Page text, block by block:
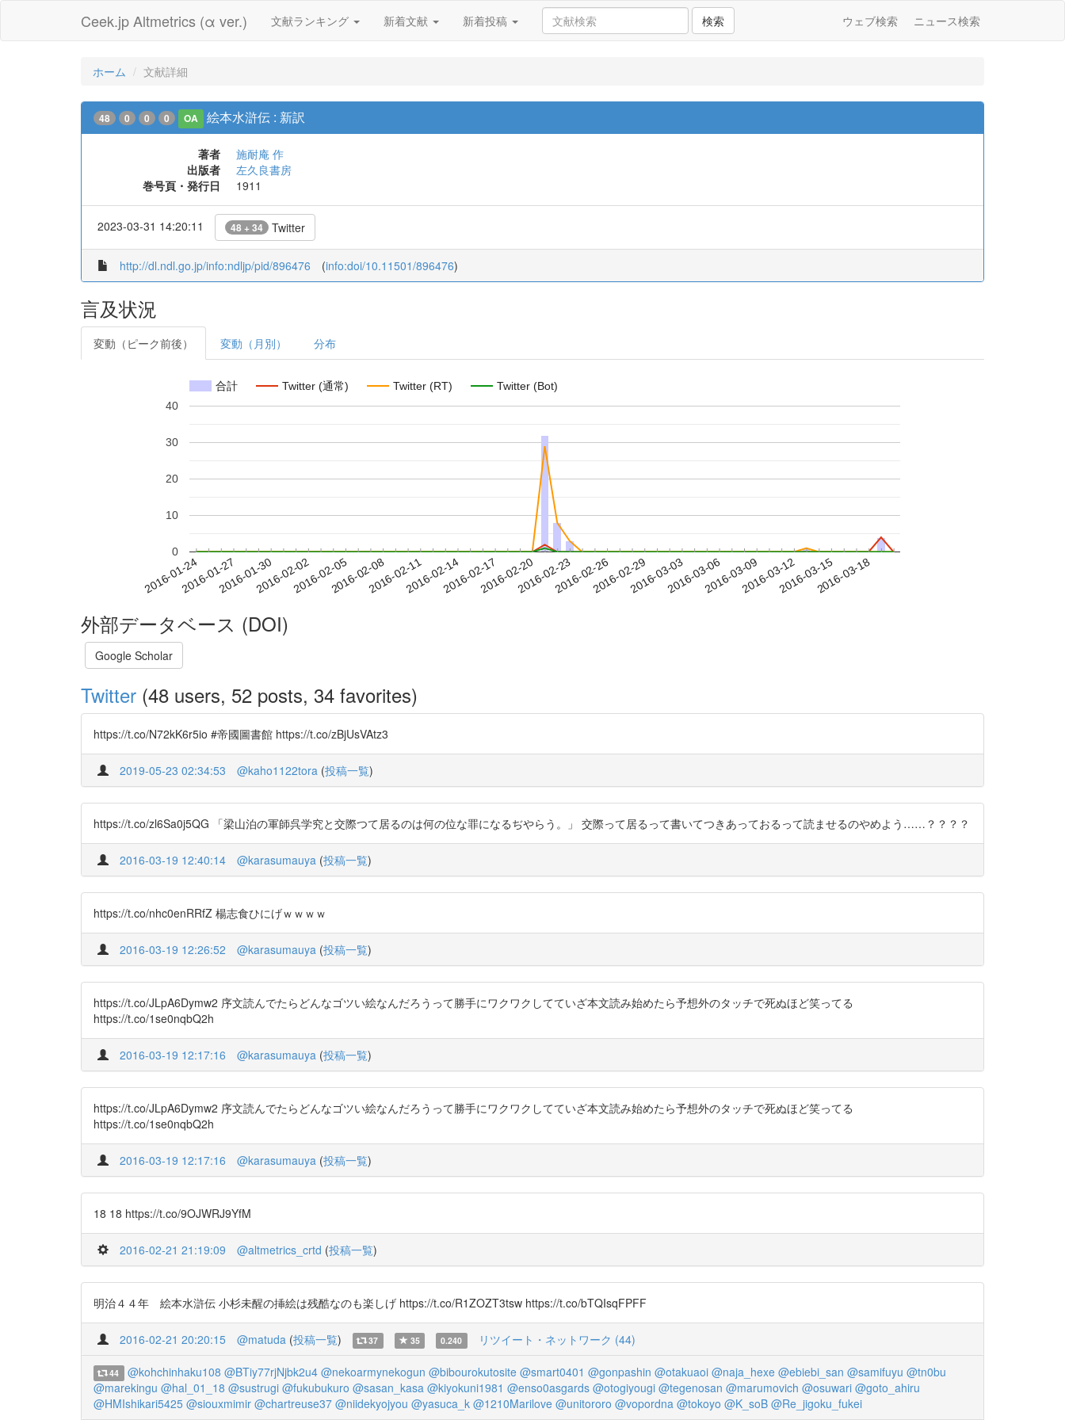
Ceek.jp Altmetrics (α ver.) 文献ランキング 新着文献 新着投稿 検索 ウェブ検索 ニュース検索
ホーム 文献詳細
48 0 0 0 OA 絵本水滸伝 : 新訳
著者
施耐庵 作
出版者
左久良書房
巻号頁・発行日
1911
2023-03-31 14:20:11 48 + 34 Twitter
http://dl.ndl.go.jp/info:ndljp/pid/896476 (info:doi/10.11501/896476)
言及状況
変動（ピーク前後） 変動（月別） 分布
合計 Twitter (通常) Twitter (RT) Twitter (Bot)
2016-01-242016-01-272016-01-302016-02-022016-02-052016-02-082016-02-112016-02-142016-02-172016-02-202016-02-232016-02-262016-02-292016-03-032016-03-062016-03-092016-03-122016-03-152016-03-18
0
10
20
30
40
外部データベース (DOI)
Google Scholar
Twitter (48 users, 52 posts, 34 favorites)
https://t.co/N72kK6r5io #帝國圖書館 https://t.co/zBjUsVAtz3
2019-05-23 02:34:53 @kaho1122tora (投稿一覧)
https://t.co/zl6Sa0j5QG 「梁山泊の軍師呉学究と交際つて居るのは何の位な罪になるぢやらう。」 交際って居るって書いてつきあっておるって読ませるのやめよう……？？？？
2016-03-19 12:40:14 @karasumauya (投稿一覧)
https://t.co/nhc0enRRfZ 楊志食ひにげｗｗｗｗ
2016-03-19 12:26:52 @karasumauya (投稿一覧)
https://t.co/JLpA6Dymw2 序文読んでたらどんなゴツい絵なんだろうって勝手にワクワクしてていざ本文読み始めたら予想外のタッチで死ぬほど笑ってる
https://t.co/1se0nqbQ2h
2016-03-19 12:17:16 @karasumauya (投稿一覧)
https://t.co/JLpA6Dymw2 序文読んでたらどんなゴツい絵なんだろうって勝手にワクワクしてていざ本文読み始めたら予想外のタッチで死ぬほど笑ってる
https://t.co/1se0nqbQ2h
2016-03-19 12:17:16 @karasumauya (投稿一覧)
18 18 https://t.co/9OJWRJ9YfM
2016-02-21 21:19:09 @altmetrics_crtd (投稿一覧)
明治４４年 絵本水滸伝 小杉未醒の挿絵は残酷なのも楽しげ https://t.co/R1ZOZT3tsw https://t.co/bTQIsqFPFF
2016-02-21 20:20:15 @matuda (投稿一覧) 37 35 0.240 リツイート・ネットワーク (44)
44 @kohchinhaku108 @BTiy77rjNjbk2u4 @nekoarmynekogun @bibourokutosite @smart0401 @gonpashin @otakuaoi @naja_hexe @ebiebi_san @samifuyu @tn0bu
@marekingu @hal_01_18 @sustrugi @fukubukuro @sasan_kasa @kiyokuni1981 @enso0asgards @otogiyougi @tegenosan @marumovich @osuwari @goto_ahiru
@HMIshikari5425 @siouxmimir @chartreuse37 @niidekyojyou @yasuca_k @1210Marilove @unitororo @vopordna @tokoyo @K_soB @Re_jigoku_fukei